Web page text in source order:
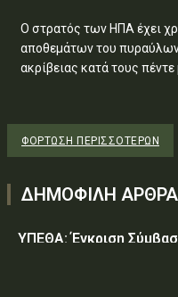
Ο στρατός των ΗΠΑ έχει
αποθεμάτων του
ακρίβειας κατά τους πέντε
ΦΌΡΤΩΣΗ ΠΕΡΙΣΣΟΤΈΡΩΝ
ΔΗΜΟΦΙΛΗ ΑΡΘΡΑ
ΥΠΕΘΑ: Έγκριση
Ελληνικού Δημοσίου
Επιτελείο